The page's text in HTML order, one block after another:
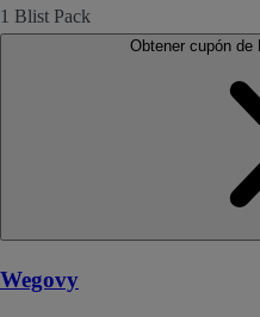
1 Blist Pack
Wegovy